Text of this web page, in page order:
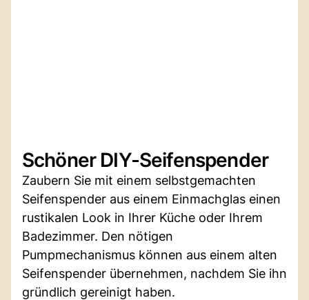
Schöner DIY-Seifenspender
Zaubern Sie mit einem selbstgemachten
Seifenspender aus einem Einmachglas einen
rustikalen Look in Ihrer Küche oder Ihrem
Badezimmer. Den nötigen
Pumpmechanismus können aus einem alten
Seifenspender übernehmen, nachdem Sie ihn
gründlich gereinigt haben.